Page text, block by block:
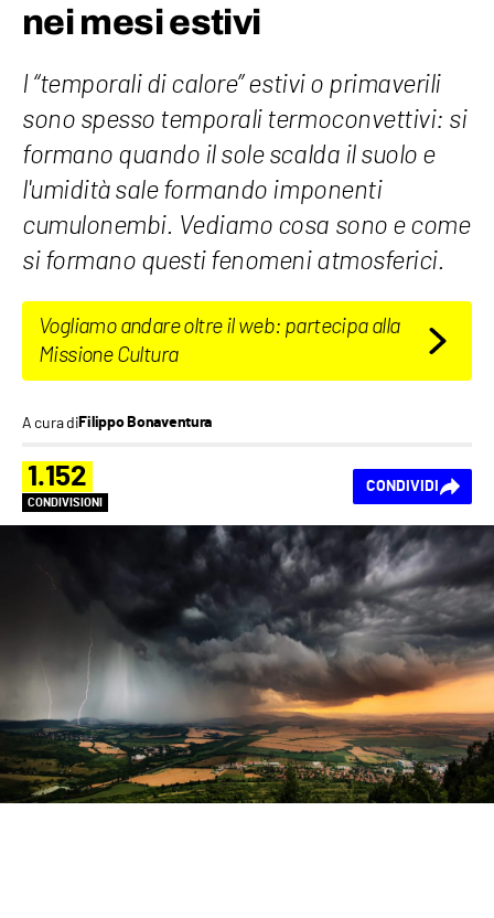
nei mesi estivi
I “temporali di calore” estivi o primaverili
sono spesso temporali termoconvettivi: si
formano quando il sole scalda il suolo e
l'umidità sale formando imponenti
cumulonembi. Vediamo cosa sono e come
si formano questi fenomeni atmosferici.
Vogliamo andare oltre il web: partecipa alla
Missione Cultura
A cura diFilippo Bonaventura
1.152
CONDIVISIONI
CONDIVIDI